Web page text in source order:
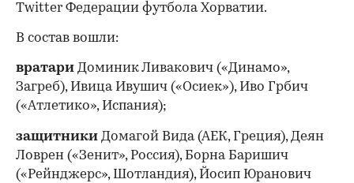
Twitter Федерации футбола Хорватии.
В состав вошли:
вратари Доминик Ливакович («Динамо»,
Загреб), Ивица Ивушич («Осиек»), Иво Грбич
(«Атлетико», Испания);
защитники Домагой Вида (АЕК, Греция), Деян
Ловрен («Зенит», Россия), Борна Баришич
(«Рейнджерс», Шотландия), Йосип Юранович